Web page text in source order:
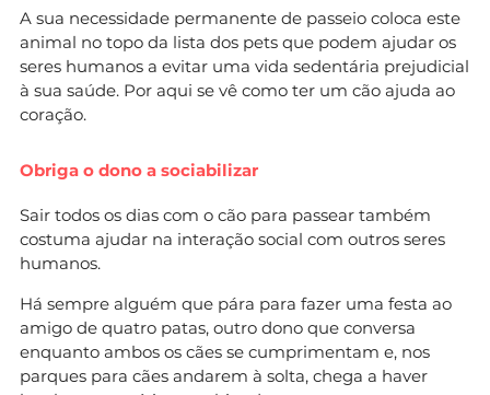
A sua necessidade permanente de passeio coloca este
animal no topo da lista dos pets que podem ajudar os
seres humanos a evitar uma vida sedentária prejudicial
à sua saúde. Por aqui se vê como ter um cão ajuda ao
coração.
Obriga o dono a sociabilizar
Sair todos os dias com o cão para passear também
costuma ajudar na interação social com outros seres
humanos.
Há sempre alguém que pára para fazer uma festa ao
amigo de quatro patas, outro dono que conversa
enquanto ambos os cães se cumprimentam e, nos
parques para cães andarem à solta, chega a haver